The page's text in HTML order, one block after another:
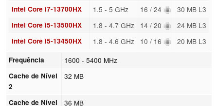
Intel Core i7-13700HX 1.5 - 5 GHz 16 / 24 30 MB L3
Intel Core i5-13500HX 1.8 - 4.7 GHz 14 / 20 24 MB L3
Intel Core i5-13450HX 1.8 - 4.6 GHz 10 / 16 20 MB L3
Frequência 1600 - 5400 MHz
Cache de Nível
2
32 MB
Cache de Nível
36 MB